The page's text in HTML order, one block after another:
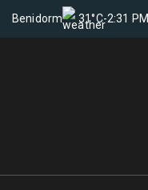
Benidorm 31°C-2:31 PM